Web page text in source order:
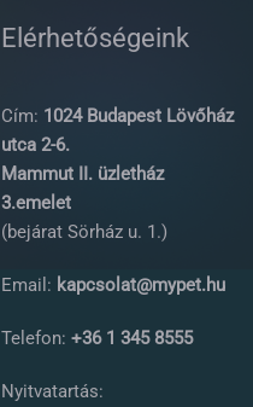
Elérhetőségeink
Cím: 1024 Budapest Lövőház
utca 2-6.
Mammut II. üzletház
3.emelet
(bejárat Sörház u. 1.)
Email: kapcsolat@mypet.hu
Telefon: +36 1 345 8555
Nyitvatartás: